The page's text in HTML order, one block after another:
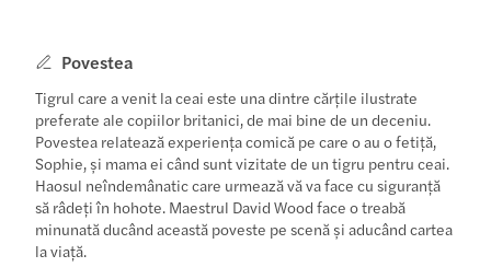
Povestea
Tigrul care a venit la ceai este una dintre cărțile ilustrate
preferate ale copiilor britanici, de mai bine de un deceniu.
Povestea relatează experiența comică pe care o au o fetiță,
Sophie, și mama ei când sunt vizitate de un tigru pentru ceai.
Haosul neîndemânatic care urmează vă va face cu siguranță
să râdeți în hohote. Maestrul David Wood face o treabă
minunată ducând această poveste pe scenă și aducând cartea
la viață.